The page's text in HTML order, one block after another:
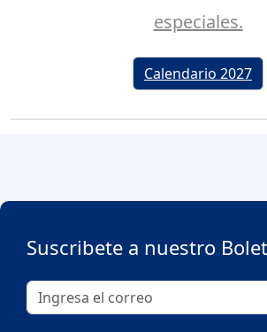
especiales.
Calendario 2027
Suscribete a nuestro